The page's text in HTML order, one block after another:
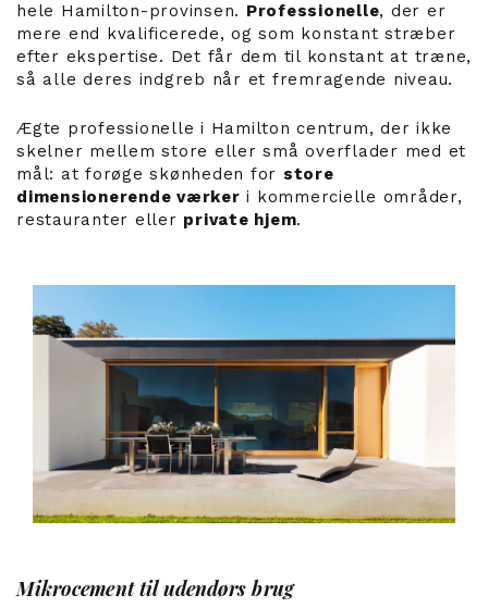
hele Hamilton-provinsen. Professionelle, der er
mere end kvalificerede, og som konstant stræber
efter ekspertise. Det får dem til konstant at træne,
så alle deres indgreb når et fremragende niveau.
Ægte professionelle i Hamilton centrum, der ikke
skelner mellem store eller små overflader med et
mål: at forøge skønheden for store
dimensionerende værker i kommercielle områder,
restauranter eller private hjem.
Mikrocement til udendørs brug